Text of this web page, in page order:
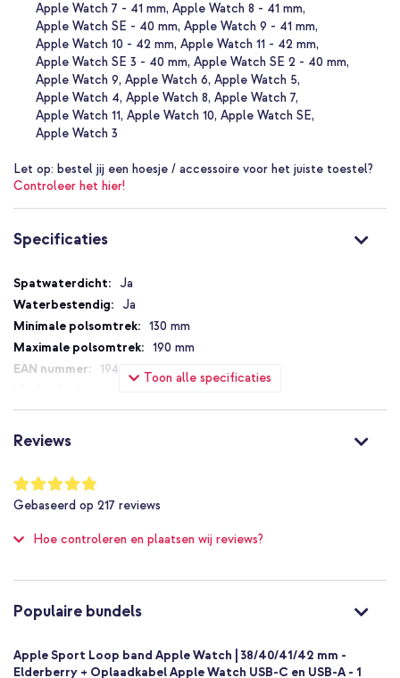
Eenvoudig om- en afdoen
Het bandje is heel eenvoudig om en af te doen dankzij de ronde
lus vorm en klittenbandsluiting. Aan het eind van het bandje zit een
verdikking, waarmee je makkelijker aan het bandje kan trekken
tijdens het omdoen. De verdikking is gemaakt in dezelfde kleur als
de contrasterende zijkant.
Waarom de Apple Sport Loop Band voor je Apple Watch?
Betreft een origineel Apple product
Gemaakt van hoogwaardig nylon
Zorgt voor een strakke uitstraling
Inclusief 1 jaar garantie
Een strakke en sportieve uitstraling voor jouw Apple Watch? Ga
dan voor de originele Apple Sport Loop Band!
Apple Watch 7 - 41 mm Apple Watch 8 - 41 mm
Apple Watch SE - 40 mm Apple Watch 9 - 41 mm
Apple Watch 10 - 42 mm Apple Watch 11 - 42 mm
Apple Watch SE 3 - 40 mm Apple Watch SE 2 - 40 mm
Apple Watch 9 Apple Watch 6 Apple Watch 5
Apple Watch 4 Apple Watch 8 Apple Watch 7
Apple Watch 11 Apple Watch 10 Apple Watch SE
Apple Watch 3
Let op: bestel jij een hoesje / accessoire voor het juiste toestel?
Controleer het hier!
Specificaties
Toon alle specificaties
Specificaties
Ja
Ja
130 mm
190 mm
194253313137
MPL63ZM/A
Smartwatch bandje
Geen
Reviews
Waardering:
97
%
of
Gebaseerd op 217 reviews
Hoe controleren en plaatsen wij reviews?
Populaire bundels
Apple Sport Loop band Apple Watch | 38/40/41/42 mm -
Elderberry + Oplaadkabel Apple Watch USB-C en USB-A - 1